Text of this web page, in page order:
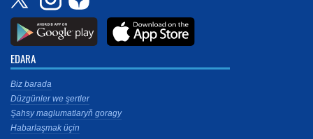
EDARA
Biz barada
Düzgünler we şertler
Şahsy maglumatlaryň goragy
Habarlaşmak üçin